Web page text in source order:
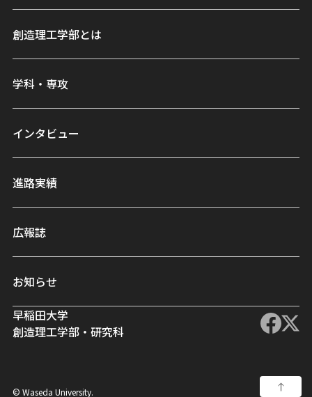
早稲田大学
創造理工学部・研究科
創造理工学部とは
学科・専攻
インタビュー
進路実績
広報誌
お知らせ
© Waseda University.